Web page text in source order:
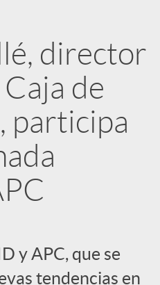
director
de
participa
y APC, que se
tendencias en